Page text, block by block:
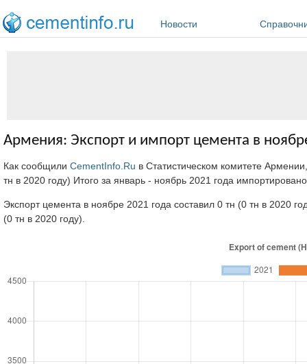
Новости
Армения: Экспорт и импорт цемента в
Как сообщили CementInfo.Ru в Статистическом комитете
тн в 2020 году) Итого за январь - ноябрь 2021 года
Экспорт цемента в ноябре 2021 года составил 0 тн (0 тн в 2020
(0 тн в 2020 году).